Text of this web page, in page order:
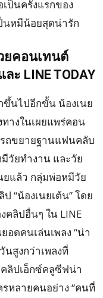
เป็นครั้งแรกของ
นหมีน้อยสุดน่ารัก
ยคอนเทนต์
ะ LINE TODAY
ขึ้นไปอีกขั้น น้องเนย
ทางในเผยแพร่คอน
ถขยายฐานแฟนคลับ
วัยทำงาน และวัย
แล้ว กลุ่มพ่อหมีวัย
“น้องเนยเต้น” โดย
ลิปอื่นๆ ใน LINE
ดคนเล่นเพลง “น่า
นสูงกว่าเพลงที่
คลิปเอ็กซ์คลูซีฟน่า
หลายคนอย่าง “คนที่